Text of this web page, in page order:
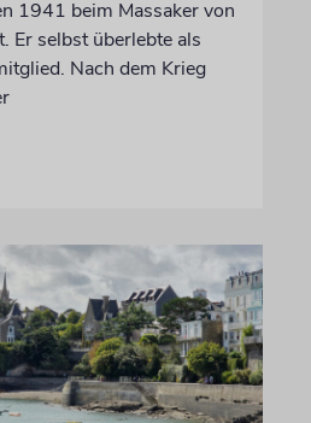
1941 beim Massaker von
Er selbst überlebte als
Nach dem Krieg